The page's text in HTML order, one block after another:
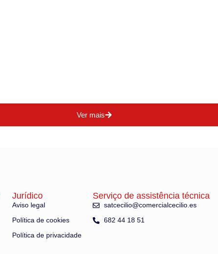
Ver mais
Jurídico
Aviso legal
Política de cookies
Política de privacidade
Serviço de assistência técnica
satcecilio@comercialcecilio.es
682 44 18 51